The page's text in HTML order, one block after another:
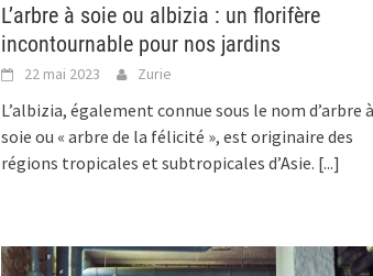
L’arbre à soie ou albizia : un florifère
incontournable pour nos jardins
22 mai 2023 Zurie
L’albizia, également connue sous le nom d’arbre à
soie ou « arbre de la félicité », est originaire des
régions tropicales et subtropicales d’Asie. [...]